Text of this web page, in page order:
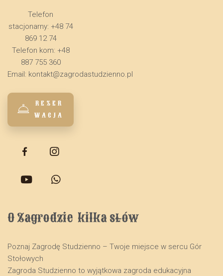
O Zagrodzie  kilka słów
Poznaj Zagrodę Studzienno – Twoje miejsce w sercu Gór
Stołowych
​Zagroda Studzienno to wyjątkowa zagroda edukacyjna
Telefon
stacjonarny: +48 74
869 12 74
Telefon kom: +48
887 755 360
Email: kontakt@zagrodastudzienno.pl
REZER
WACJA